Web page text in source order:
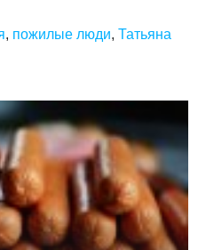
, пожилые люди, Татьяна